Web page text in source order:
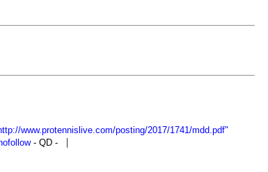
www.protennislive.com/posting/2017/1741/mdd.pdf"
- QD- |